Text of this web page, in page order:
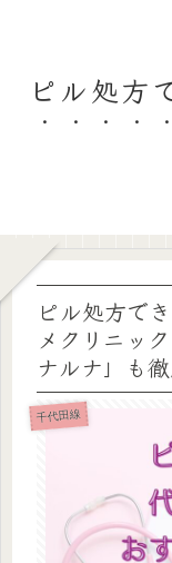
ピル処方
ピル処方で
メクリニッ
ナルナ」も
千代田線